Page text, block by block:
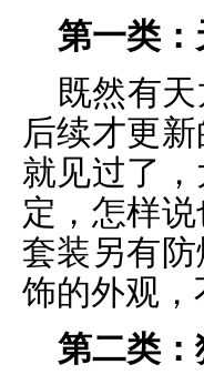
第一类
既然有
后续才更
就见过了
定，怎样
套装另有
饰的外观
第二类